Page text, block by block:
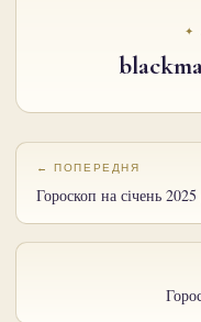
✦
← ПОПЕРЕДНЯ
Гороскоп на січень